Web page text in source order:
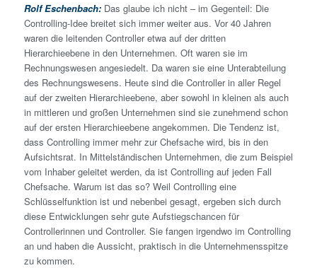
Rolf Eschenbach:Das glaube ich nicht – im Gegenteil: Die
Controlling-Idee breitet sich immer weiter aus. Vor 40 Jahren
waren die leitenden Controller etwa auf der dritten
Hierarchieebene in den Unternehmen. Oft waren sie im
Rechnungswesen angesiedelt. Da waren sie eine Unterabteilung
des Rechnungswesens. Heute sind die Controller in aller Regel
auf der zweiten Hierarchieebene, aber sowohl in kleinen als auch
in mittleren und großen Unternehmen sind sie zunehmend schon
auf der ersten Hierarchieebene angekommen. Die Tendenz ist,
dass Controlling immer mehr zur Chefsache wird, bis in den
Aufsichtsrat. In Mittelständischen Unternehmen, die zum Beispiel
vom Inhaber geleitet werden, da ist Controlling auf jeden Fall
Chefsache. Warum ist das so? Weil Controlling eine
Schlüsselfunktion ist und nebenbei gesagt, ergeben sich durch
diese Entwicklungen sehr gute Aufstiegschancen für
Controllerinnen und Controller. Sie fangen irgendwo im Controlling
an und haben die Aussicht, praktisch in die Unternehmensspitze
zu kommen.